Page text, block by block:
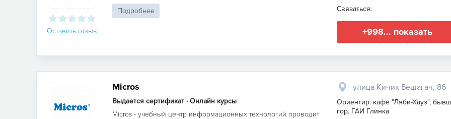
Оставить отзыв
Подробнее
Связаться:
+998... показать
Micros
Выдается сертификат · Онлайн курсы
Micros - учебный центр информационных технологий проводит
улица Кичик Бешагач, 86
Ориентир: кафе "Ляби-Хауз",
гор. ГАИ Глинка